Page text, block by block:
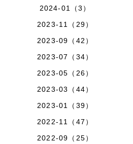
2024-01（3）
2023-11（29）
2023-09（42）
2023-07（34）
2023-05（26）
2023-03（44）
2023-01（39）
2022-11（47）
2022-09（25）